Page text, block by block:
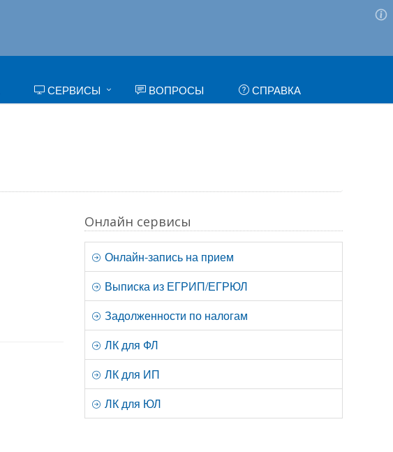
СЕРВИСЫ ВОПРОСЫ СПРАВКА
Онлайн сервисы
Онлайн-запись на прием
Выписка из ЕГРИП/ЕГРЮЛ
Задолженности по налогам
ЛК для ФЛ
ЛК для ИП
ЛК для ЮЛ